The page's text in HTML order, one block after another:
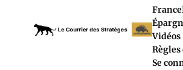
France
Vidéos
Règles
Se